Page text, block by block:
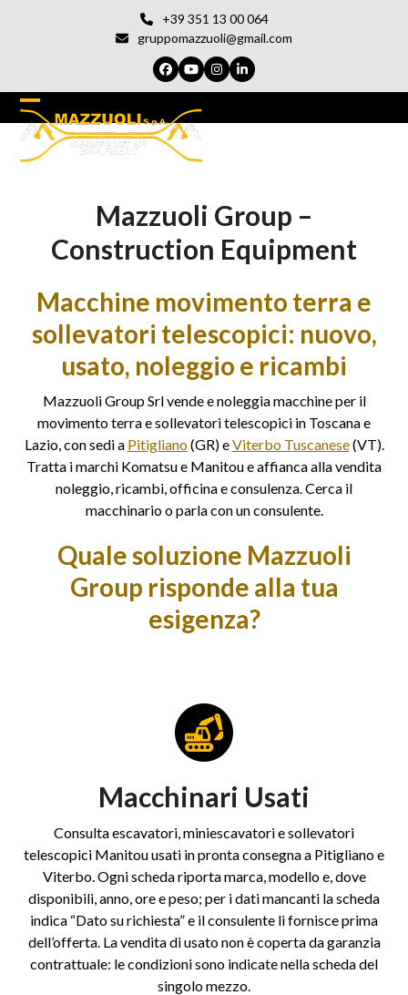
+39 351 13 00 064
gruppomazzuoli@gmail.com
Facebook
YouTubeInstagram
LinkedIn
Open
mobile
Chiudi
cellulare
Mazzuoli Group –
Construction Equipment
Macchine movimento terra e
sollevatori telescopici: nuovo,
usato, noleggio e ricambi
Mazzuoli Group Srl vende e noleggia macchine per il
movimento terra e sollevatori telescopici in Toscana e
Lazio, con sedi a Pitigliano(GR) eViterbo Tuscanese(VT).
Tratta i marchi Komatsu e Manitou e affianca alla vendita
noleggio, ricambi, officina e consulenza. Cerca il
macchinario o parla con un consulente.
Quale soluzione Mazzuoli
Group risponde alla tua
esigenza?
Macchinari Usati
Consulta escavatori, miniescavatori e sollevatori
telescopici Manitou usati in pronta consegna a Pitigliano e
Viterbo. Ogni scheda riporta marca, modello e, dove
disponibili, anno, ore e peso; per i dati mancanti la scheda
indica “Dato su richiesta” e il consulente li fornisce prima
dell’offerta. La vendita di usato non è coperta da garanzia
contrattuale: le condizioni sono indicate nella scheda del
singolo mezzo.